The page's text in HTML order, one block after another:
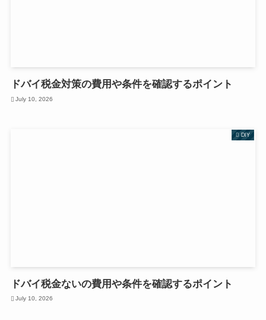
ドバイ税金対策の費用や条件を確認するポイント
July 10, 2026
DIY
ドバイ税金ないの費用や条件を確認するポイント
July 10, 2026